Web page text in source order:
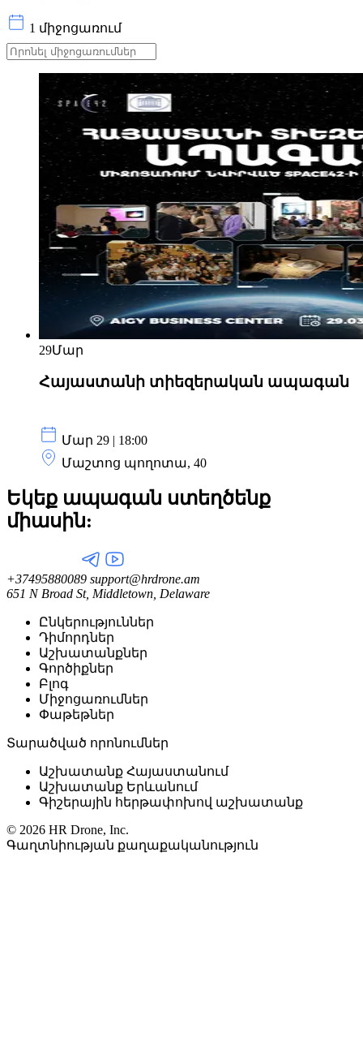
1 միջոցառում
29Մար
Հայաստանի տիեզերական ապագան
Մար 29 | 18:00
Մաշտոց պողոտա, 40
Եկեք ապագան ստեղծենք
միասին:
+37495880089 support@hrdrone.am
651 N Broad St, Middletown, Delaware
Ընկերություններ
Դիմորդներ
Աշխատանքներ
Գործիքներ
Բլոգ
Միջոցառումներ
Փաթեթներ
Տարածված որոնումներ
Աշխատանք Հայաստանում
Աշխատանք Երևանում
Գիշերային հերթափոխով աշխատանք
© 2026 HR Drone, Inc.
Գաղտնիության քաղաքականություն